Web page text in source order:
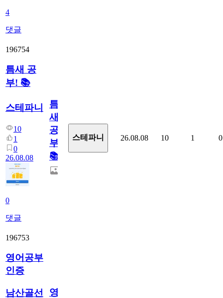
4
댓글
196754
틈새 공
부! 📚
스테파니
10
1
0
26.08.08
0
댓글
틈
새
공
부!
📚
스테파니 26.08.08 10 1 0
196753
영어공부
인증
남산골선 영